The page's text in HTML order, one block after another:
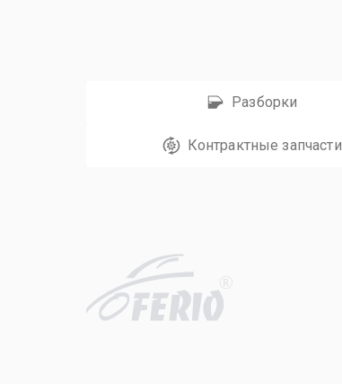
Разборки
Контрактные запчасти
R